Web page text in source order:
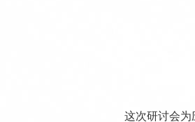
这次研讨会为